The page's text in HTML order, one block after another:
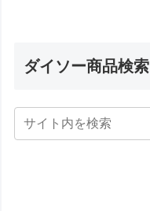
ダイソー商品検索